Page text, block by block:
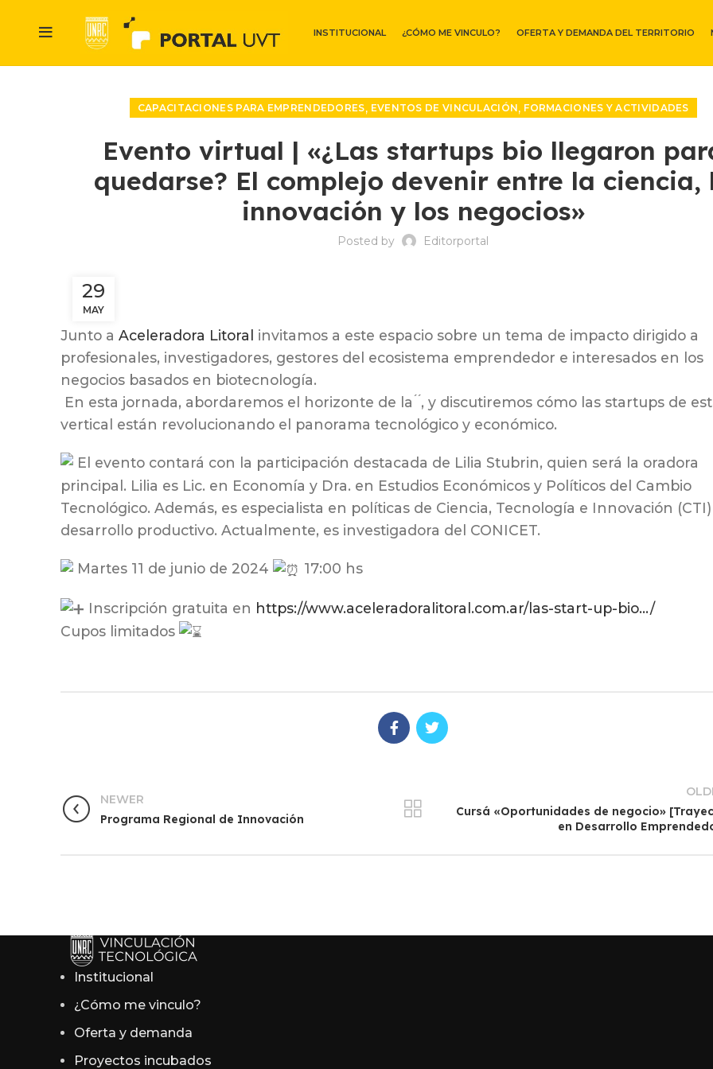
INSTITUCIONAL ¿CÓMO ME VINCULO? OFERTA Y DEMANDA DEL TERRITORIO
CAPACITACIONES PARA EMPRENDEDORES, EVENTOS DE VINCULACIÓN, FORMACIONES Y ACTIVIDADES
Evento virtual | «¿Las startups bio llegaron
quedarse? El complejo devenir entre la ciencia,
innovación y los negocios»
Posted by Editorportal
29
MAY
Junto a Aceleradora Litoral
invitamos a este espacio sobre un tema de impacto dirigido a
profesionales, investigadores, gestores del ecosistema emprendedor e interesados en los
negocios basados en biotecnología.
En esta jornada, abordaremos el horizonte de la ́ ́, y discutiremos cómo las startups de
vertical están revolucionando el panorama tecnológico y económico.
El evento contará con la participación destacada de Lilia Stubrin, quien será la oradora
principal. Lilia es Lic. en Economía y Dra. en Estudios Económicos y Políticos del Cambio
Tecnológico. Además, es especialista en políticas de Ciencia, Tecnología e Innovación
desarrollo productivo. Actualmente, es investigadora del CONICET.
Martes 11 de junio de 2024 17:00 hs
Inscripción gratuita en https://www.aceleradoralitoral.com.ar/las-start-up-bio…/
Cupos limitados
NEWER
Programa Regional de Innovación
Cursá «Oportunidades de negocio»
en Desarrollo
Institucional
¿Cómo me vinculo?
Oferta y demanda
Proyectos incubados